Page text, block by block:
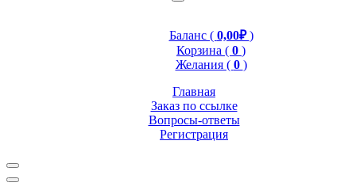
Баланс ( 0,00₽)
Корзина ( 0 )
Желания ( 0 )
Главная
Заказ по ссылке
Вопросы-ответы
Регистрация